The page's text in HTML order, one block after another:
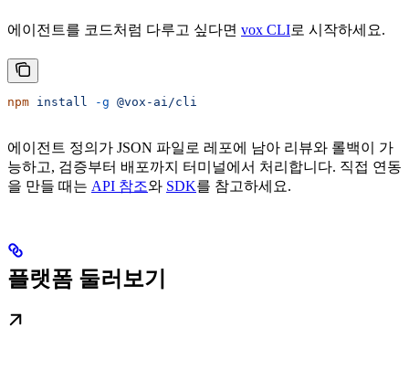
에이전트를 코드처럼 다루고 싶다면 vox CLI로 시작하세요.
npm install -g @vox-ai/cli
에이전트 정의가 JSON 파일로 레포에 남아 리뷰와 롤백이 가
능하고, 검증부터 배포까지 터미널에서 처리합니다. 직접 연동
을 만들 때는 API 참조와 SDK를 참고하세요.
플랫폼 둘러보기